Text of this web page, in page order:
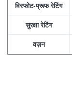
विस्फोट-प्रूफ रेटिंग
सुरक्षा रेटिंग
वज़न